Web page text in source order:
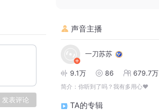
发表评论
声音主播
一刀苏苏
9.1万 86 679.7万
简介： 你听到了吗？我有多用心❤️
TA的专辑